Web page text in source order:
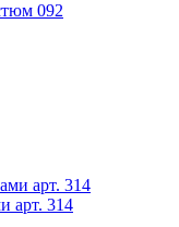
092
арт. 314